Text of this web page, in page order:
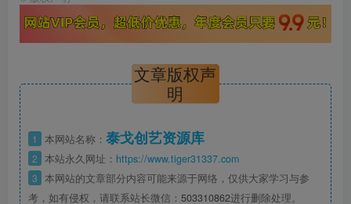
文章版权声
明
1 本网站名称： 泰戈创艺资源库
2 本站永久网址： https://www.tiger31337.com
3 本网站的文章部分内容可能来源于网络，仅供大家学习与参
考，如有侵权，请联系站长微信： 503310862进行删除处理。